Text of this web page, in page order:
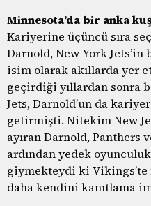
Minnesota’da bir anka
Kariyerine üçüncü sıra
Darnold, New York
isim olarak akıllarda yer
geçirdiği yıllardan sonra
Jets, Darnold’un da
getirmişti. Nitekim New
ayıran Darnold, Panthers
ardından yedek
giymekteydi ki Vikings’te
daha kendini kanıtlama